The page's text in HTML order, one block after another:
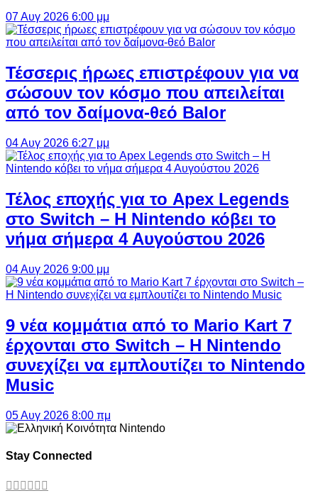
07 Αυγ 2026 6:00 μμ
Τέσσερις ήρωες επιστρέφουν για να
σώσουν τον κόσμο που απειλείται
από τον δαίμονα-θεό Balor
04 Αυγ 2026 6:27 μμ
Τέλος εποχής για το Apex Legends
στο Switch – Η Nintendo κόβει το
νήμα σήμερα 4 Αυγούστου 2026
04 Αυγ 2026 9:00 μμ
9 νέα κομμάτια από το Mario Kart 7
έρχονται στο Switch – Η Nintendo
συνεχίζει να εμπλουτίζει το Nintendo
Music
05 Αυγ 2026 8:00 πμ
Stay Connected